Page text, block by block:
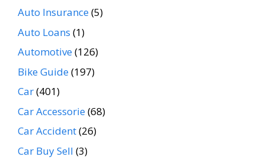
Auto Insurance(5)
Auto Loans (1)
Automotive(126)
Bike Guide(197)
Car(401)
Car Accessorie(68)
Car Accident(26)
Car Buy Sell (3)